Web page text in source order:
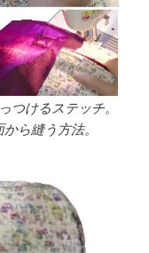
つけるステッチ。
ら縫う方法。